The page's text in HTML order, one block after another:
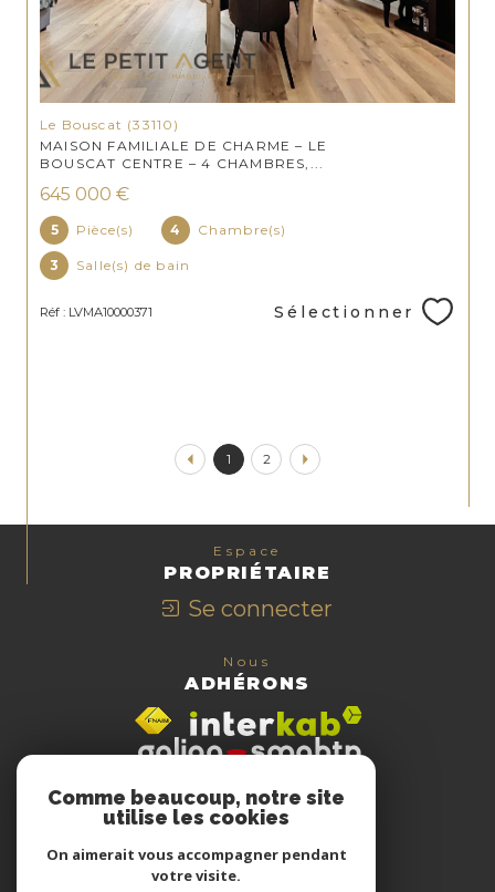
Le Bouscat (33110)
MAISON FAMILIALE DE CHARME – LE
BOUSCAT CENTRE – 4 CHAMBRES,...
645 000 €
5 Pièce(s) 4 Chambre(s)
3 Salle(s) de bain
Réf : LVMA10000371 Sélectionner
1 2
Espace
PROPRIÉTAIRE
Se connecter
Nous
ADHÉRONS
Comme beaucoup, notre site
utilise les cookies
On aimerait vous accompagner pendant
votre visite.